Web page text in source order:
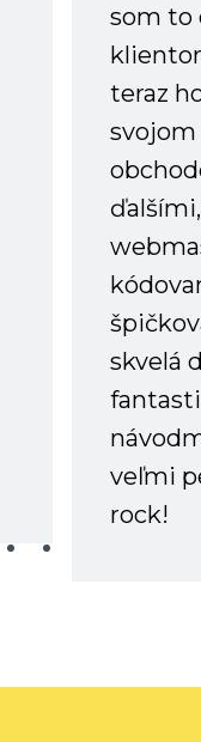
som to
teraz
skvelá
veľmi
rock!